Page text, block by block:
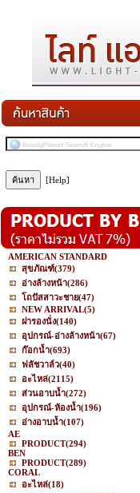
[Help]
AMERICAN STANDARD
สุขภัณฑ์(379)
อ่างล้างหน้า(286)
โถปัสสาวะชาย(47)
NEW ARRIVAL(5)
ฝารองนั่ง(140)
อุปกรณ์-อ่างล้างหน้า(67)
ก๊อกน้ำ(693)
ฟลัชวาล์ว(40)
อะไหล่(2115)
ส่วนอาบน้ำ(272)
อุปกรณ์-ห้องน้ำ(196)
อ่างอาบน้ำ(107)
AE
PRODUCT(294)
BEN
PRODUCT(289)
CORAL
อะไหล่(18)